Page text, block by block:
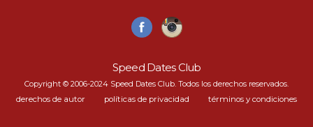
Speed Dates Club
Copyright © 2006-2024 Speed Dates Club. Todos los derechos reservados.
derechos de autor
políticas de privacidad términos y condiciones